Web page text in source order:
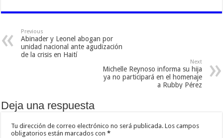
Previous
Abinader y Leonel abogan por
unidad nacional ante agudización
de la crisis en Haití
Next
Michelle Reynoso informa su hija
ya no participará en el homenaje
a Rubby Pérez
Deja una respuesta
Tu dirección de correo electrónico no será publicada. Los campos
obligatorios están marcados con*